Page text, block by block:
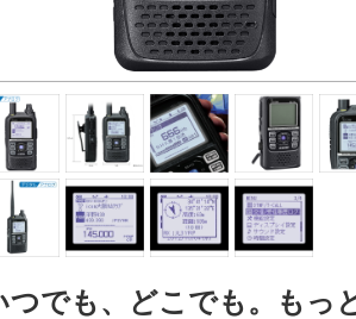
つでも、どこでも。もっ